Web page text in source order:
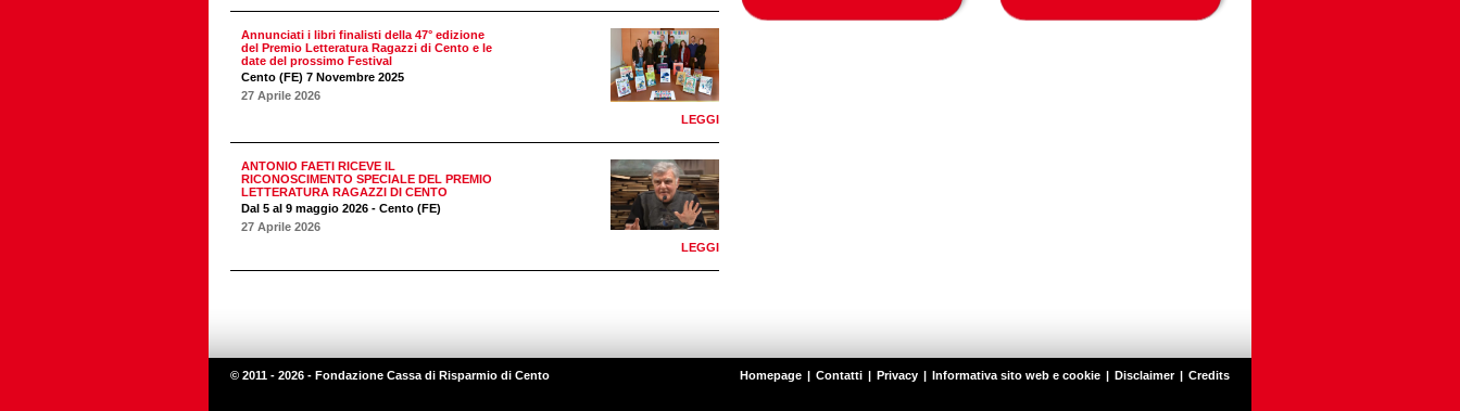
LEGGI
Annunciati i libri finalisti della 47° edizione
del Premio Letteratura Ragazzi di Cento e le
date del prossimo Festival
Cento (FE) 7 Novembre 2025
27 Aprile 2026
LEGGI
ANTONIO FAETI RICEVE IL
RICONOSCIMENTO SPECIALE DEL PREMIO
LETTERATURA RAGAZZI DI CENTO
Dal 5 al 9 maggio 2026 - Cento (FE)
27 Aprile 2026
© 2011 - 2026 - Fondazione Cassa di Risparmio di Cento Credits
Disclaimer
Informativa sito web e cookie
Privacy
Contatti
Homepage